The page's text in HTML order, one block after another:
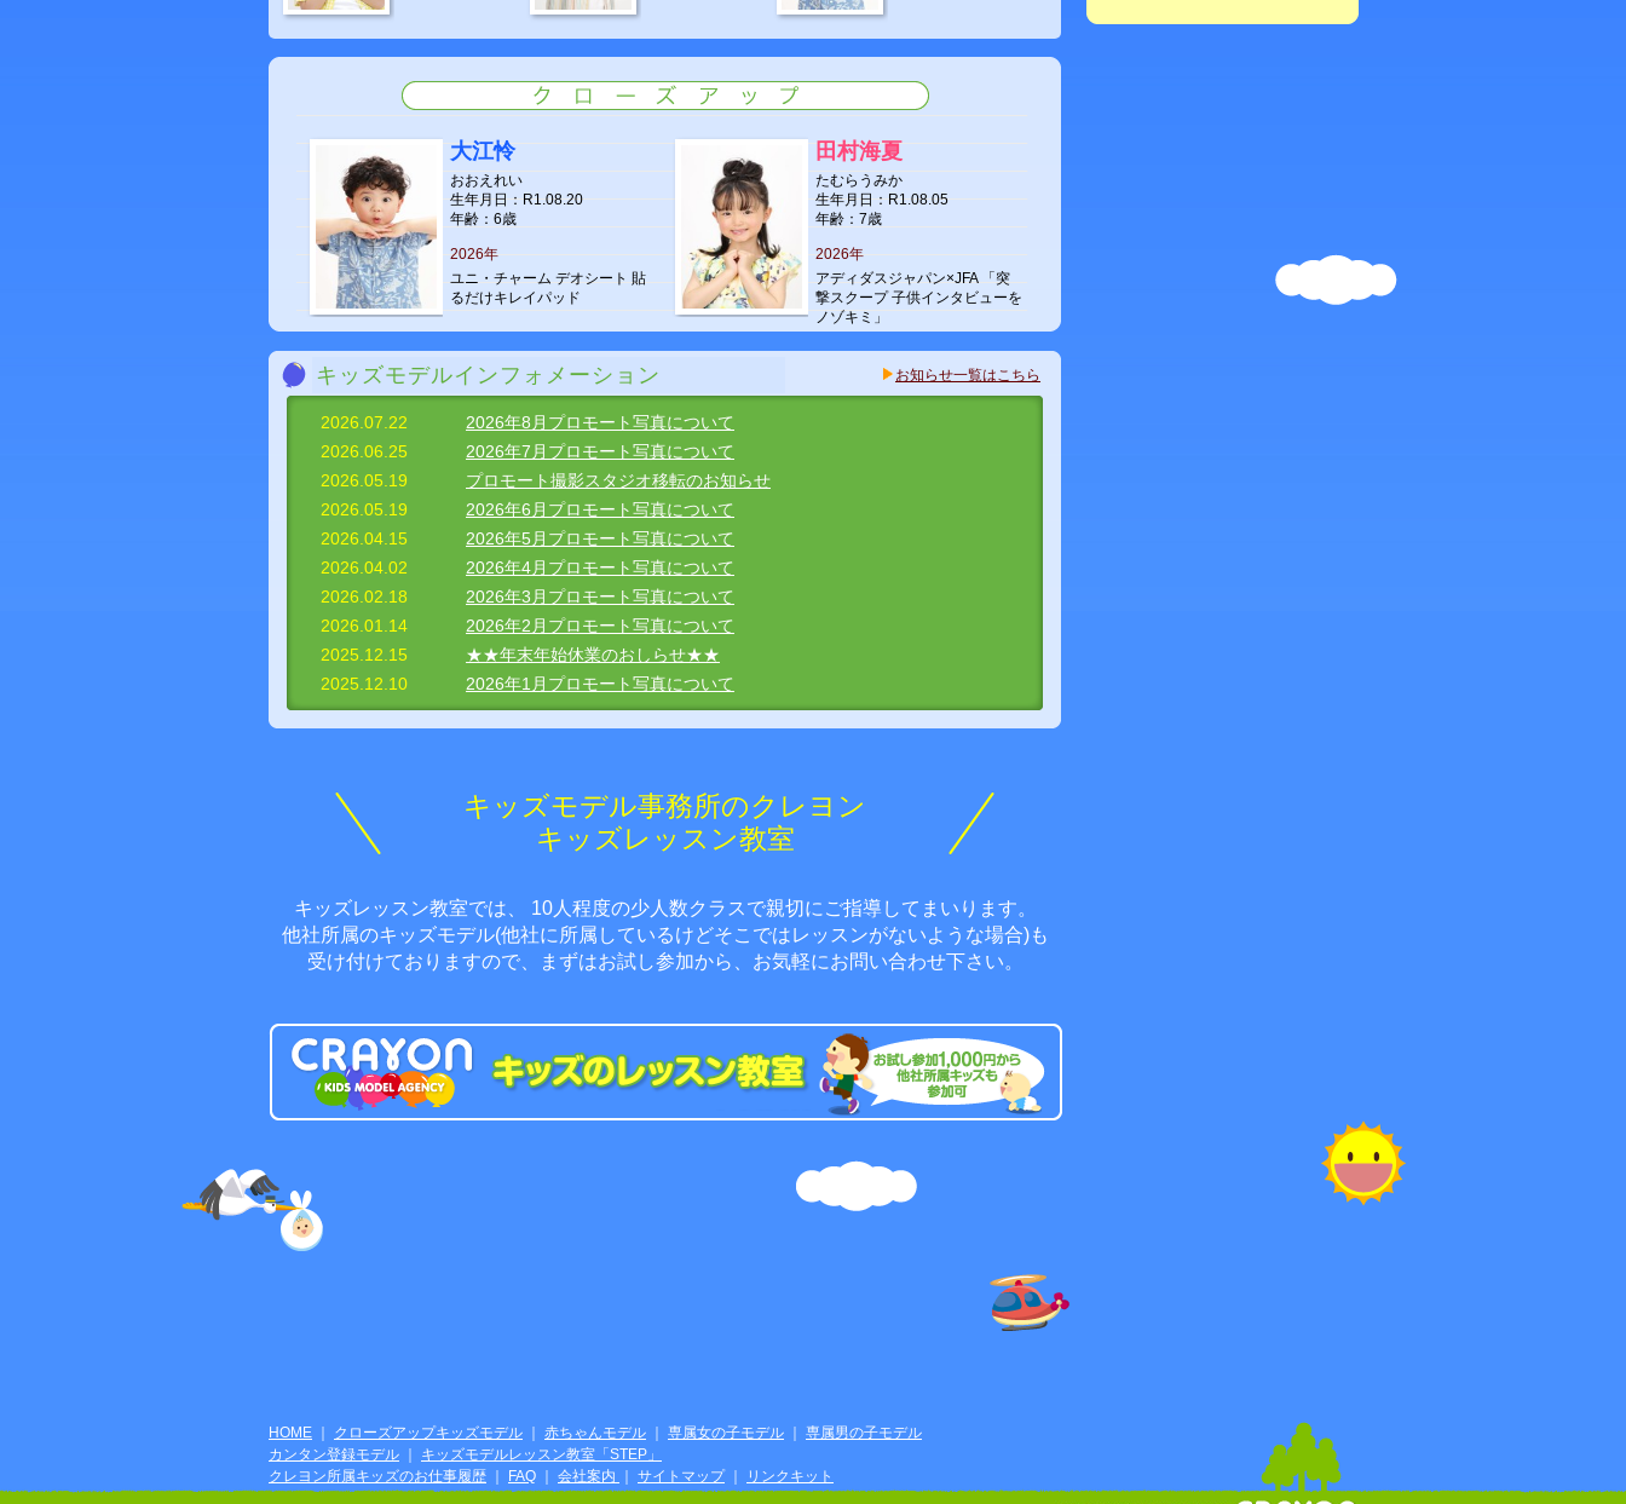
大江怜
おおえれい
生年月日：R1.08.20
年齢：6歳
2026年
ユニ・チャーム デオシート 貼
るだけキレイパッド
田村海夏
たむらうみか
生年月日：R1.08.05
年齢：7歳
2026年
アディダスジャパン×JFA 「突
撃スクープ 子供インタビューを
ノゾキミ」
星野永成
ほしのえいせい
生年月日：H31.02.15
年齢：7歳
2026年
関西電力
國井颯介
くにいそうすけ
生年月日：H30.03.06
大橋源
おおはしげん
生年月日：H29.08.19
年齢：8歳
ハッピーターンのうた 50周年
TVCM
阿部心結
年齢：9歳
本多すみれ
年齢：10歳
ポプラ社「3つのステップです
あそび（全7巻）」
新垣翼
あらかきつばさ
生年月日：H27.10.23
2026年
CX 奇跡体験！アンビリバボー
誰もが知ってる人気モノ☆キセ
キの爆誕SP
松本季子
まつもときこ
生年月日：H27.10.22
2026年
YTV特番「プロは10秒で見抜
く」再現 EX
伴英里南 稲垣裕太
生年月日：H24.02.28
Presents「HOP!STEP!DANCE!」
キッズモデルインフォメーション お知らせ一覧はこちら
2026.07.22
2026年8月プロモート写真について
2026.06.25
2026年7月プロモート写真について
2026.05.19
プロモート撮影スタジオ移転のお知らせ
2026.05.19
2026年6月プロモート写真について
2026.04.15
2026年5月プロモート写真について
2026.04.02
2026年4月プロモート写真について
2026.02.18
2026年3月プロモート写真について
2026.01.14
2026年2月プロモート写真について
2025.12.15
★★年末年始休業のおしらせ★★
2025.12.10
2026年1月プロモート写真について
キッズモデル事務所のクレヨン
キッズレッスン教室
キッズレッスン教室では、 10人程度の少人数クラスで親切にご指導してまいります。
他社所属のキッズモデル(他社に所属しているけどそこではレッスンがないような場合)も
受け付けておりますので、まずはお試し参加から、お気軽にお問い合わせ下さい。
HOME クローズアップキッズモデル 赤ちゃんモデル 専属女の子モデル
専属男の子モデル
カンタン登録モデル
キッズモデルレッスン教室「STEP」
クレヨン所属キッズのお仕事履歴
FAQ 会社案内 サイトマップ｜ リンクキット